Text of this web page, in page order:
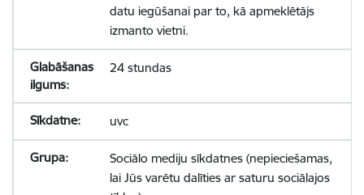
datu iegūšanai par to, kā apmeklētājs
izmanto vietni.
24 stundas
uvc
Sociālo mediju sīkdatnes (nepieciešamas,
lai Jūs varētu dalīties ar saturu sociālajos